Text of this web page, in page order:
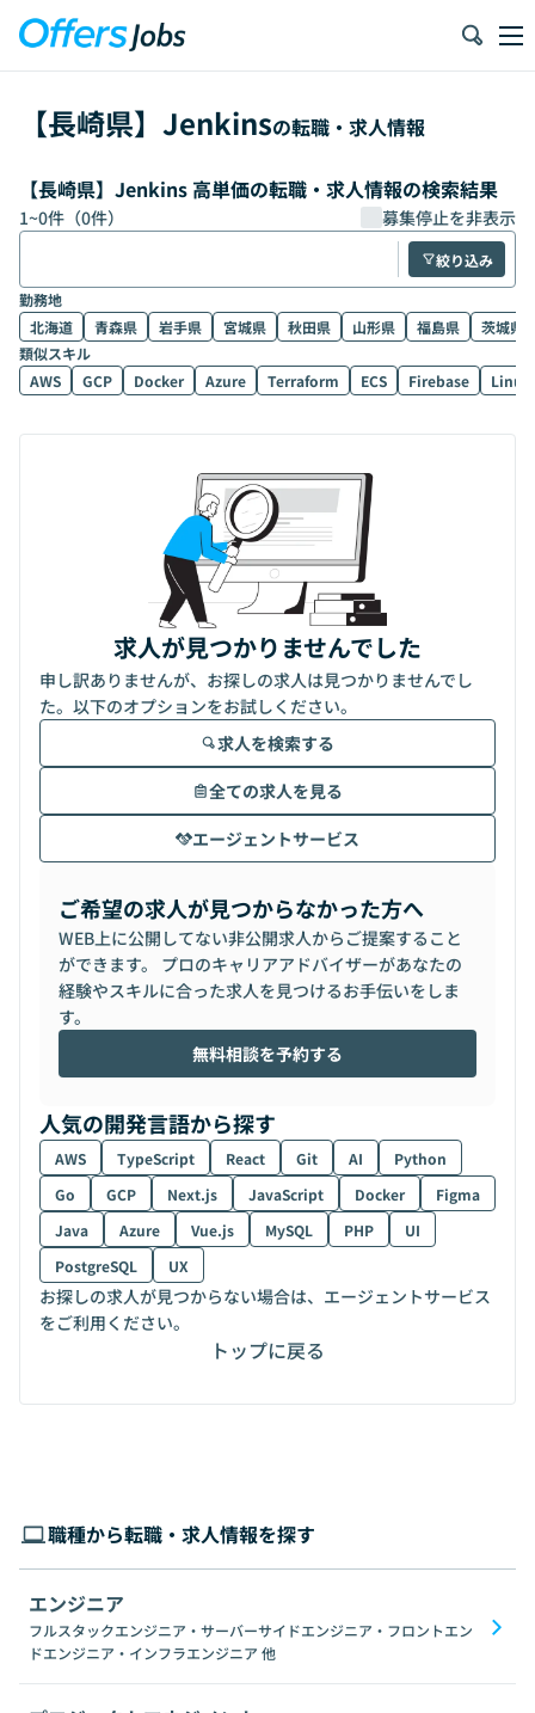
【長崎県】 Jenkinsの転職・求人情報
【長崎県】Jenkins 高単価の転職・求人情報の検索結果
1~0件（0件） 募集停止を非表示
絞り込み
勤務地
北海道
青森県 岩手県 宮城県 秋田県 山形県 福島県
茨城県
類似スキル
AWS
GCP Docker Azure Terraform ECS Firebase Linux
求人が見つかりませんでした
申し訳ありませんが、お探しの求人は見つかりませんでし
た。以下のオプションをお試しください。
求人を検索する
全ての求人を見る
エージェントサービス
ご希望の求人が見つからなかった方へ
WEB上に公開してない非公開求人からご提案すること
ができます。 プロのキャリアアドバイザーがあなたの
経験やスキルに合った求人を見つけるお手伝いをしま
す。
無料相談を予約する
人気の開発言語から探す
AWS TypeScript React Git AI
Python
Go
GCP Next.js JavaScript Docker
Figma
Java
Azure Vue.js MySQL PHP
UI
PostgreSQL
UX
お探しの求人が見つからない場合は、エージェントサービス
をご利用ください。
トップに戻る
職種から転職・求人情報を探す
エンジニア
フルスタックエンジニア・サーバーサイドエンジニア・フロントエン
ドエンジニア・インフラエンジニア 他